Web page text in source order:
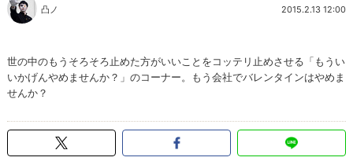
凸ノ 2015.2.13 12:00
世の中のもうそろそろ止めた方がいいことをコッテリ止めさせる「もうい
いかげんやめませんか？」のコーナー。もう会社でバレンタインはやめま
せんか？